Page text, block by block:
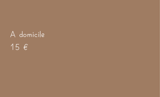
A domicile
15 €